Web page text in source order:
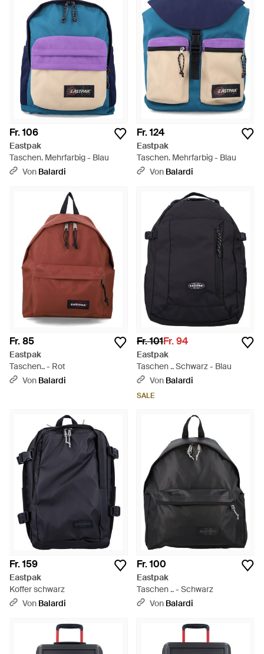
Fr. 106
Eastpak
Taschen. Mehrfarbig - Blau
Von Balardi
Fr. 124
Eastpak
Taschen. Mehrfarbig - Blau
Von Balardi
Fr. 85
Eastpak
Taschen.. - Rot
Von Balardi
Fr. 101Fr. 94
Eastpak
Taschen .. Schwarz - Blau
Von Balardi
SALE
Fr. 159
Eastpak
Koffer schwarz
Von Balardi
Fr. 100
Eastpak
Taschen .. - Schwarz
Von Balardi